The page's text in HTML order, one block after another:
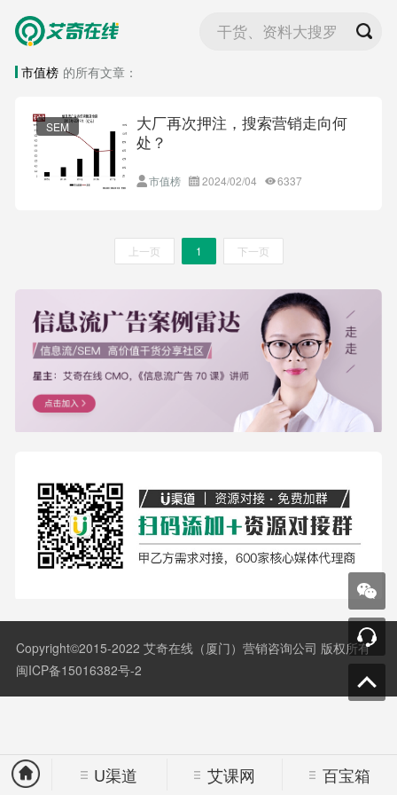
干货、资料大搜罗
市值榜 的所有文章：
SEM
大厂再次押注，搜索营销走向何
处？
市值榜 2024/02/04 6337
上一页 1 下一页
Copyright©2015-2022 艾奇在线（厦门）营销咨询公司 版权所有
闽ICP备15016382号-2
U渠道 艾课网 百宝箱